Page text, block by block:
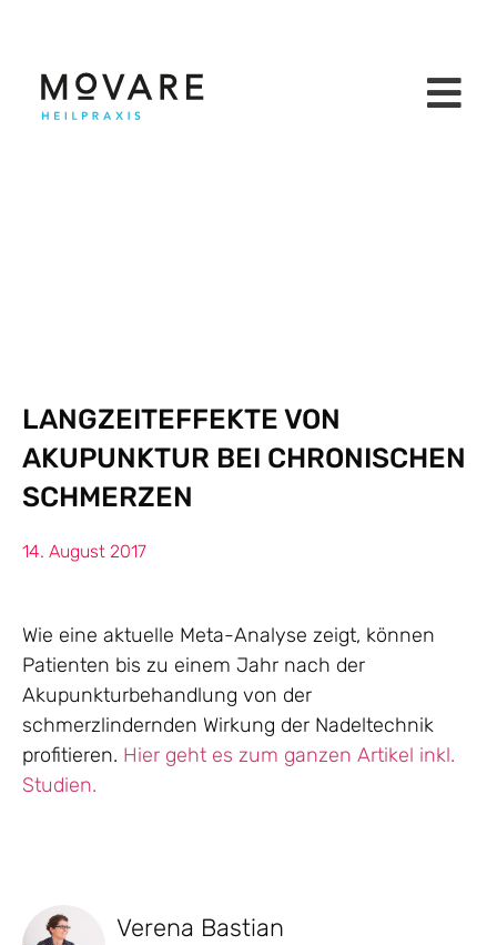
LANGZEITEFFEKTE VON
AKUPUNKTUR BEI CHRONISCHEN
SCHMERZEN
14. August 2017
Wie eine aktuelle Meta-Analyse zeigt, können
Patienten bis zu einem Jahr nach der
Akupunkturbehandlung von der
schmerzlindernden Wirkung der Nadeltechnik
profitieren. Hier geht es zum ganzen Artikel inkl.
Studien.
Verena Bastian